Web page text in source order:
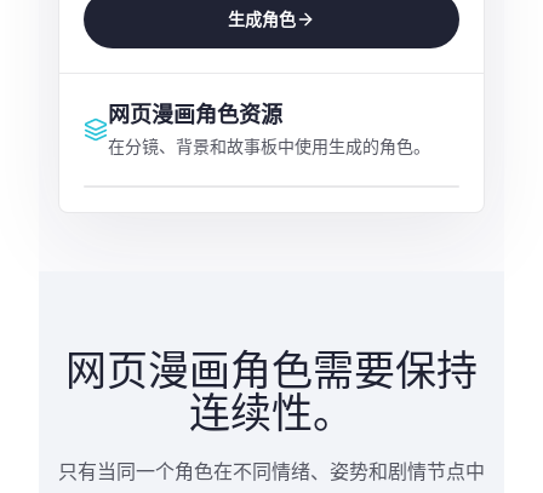
生成角色
网页漫画角色资源
在分镜、背景和故事板中使用生成的角色。
网页漫画角色需要保持
连续性。
只有当同一个角色在不同情绪、姿势和剧情节点中